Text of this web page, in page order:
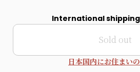
International
Sold out
日本国内にお住まい